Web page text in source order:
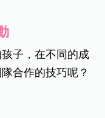
子，在不同的成
合作的技巧呢？